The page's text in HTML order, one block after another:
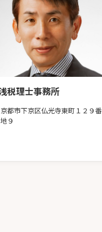
税理士事務所
京都市下京区仏光寺東町１２９番
地９